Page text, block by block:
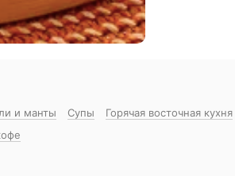
и манты Супы Горячая восточная куxня